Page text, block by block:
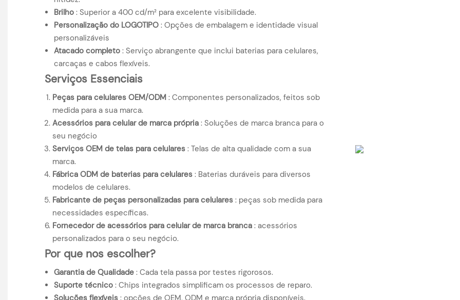
Brilho: Superior a 400 cd/m² para excelente visibilidade.
Personalização do LOGOTIPO: Opções de embalagem e identidade visual
personalizáveis
Atacado completo: Serviço abrangente que inclui baterias para celulares,
carcaças e cabos flexíveis.
Serviços Essenciais
Peças para celulares OEM/ODM: Componentes personalizados, feitos sob
medida para a sua marca.
Acessórios para celular de marca própria: Soluções de marca branca para o
seu negócio
Serviços OEM de telas para celulares: Telas de alta qualidade com a sua
marca.
Fábrica ODM de baterias para celulares: Baterias duráveis ​​para diversos
modelos de celulares.
Fabricante de peças personalizadas para celulares: peças sob medida para
necessidades específicas.
Fornecedor de acessórios para celular de marca branca: acessórios
personalizados para o seu negócio.
Por que nos escolher?
Garantia de Qualidade: Cada tela passa por testes rigorosos.
Suporte técnico: Chips integrados simplificam os processos de reparo.